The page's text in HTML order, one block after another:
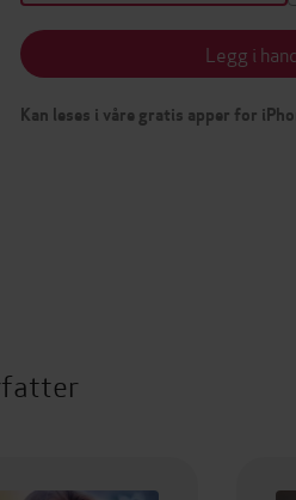
Legg i
Kan leses i våre gratis apper for